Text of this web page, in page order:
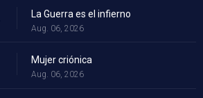
La Guerra es el infierno
Aug. 06, 2026
Mujer criónica
Aug. 06, 2026